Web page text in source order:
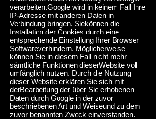
verarbeiten.Google wird in keinem Fall Ihre
IP-Adresse mit anderen Daten in
Verbindung bringen. Siekönnen die
Installation der Cookies durch eine
entsprechende Einstellung Ihrer Browser
Softwareverhindern. Möglicherweise
können Sie in diesem Fall nicht mehr
sämtliche Funktionen dieserWebsite voll
umfänglich nutzen. Durch die Nutzung
dieser Website erklären Sie sich mit
derBearbeitung der über Sie erhobenen
Daten durch Google in der zuvor
beschriebenen Art und Weiseund zu dem
zuvor benannten Zweck einverstanden.